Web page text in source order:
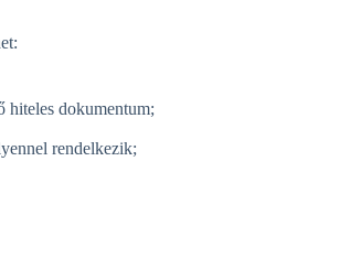
hiteles dokumentum;
rendelkezik;